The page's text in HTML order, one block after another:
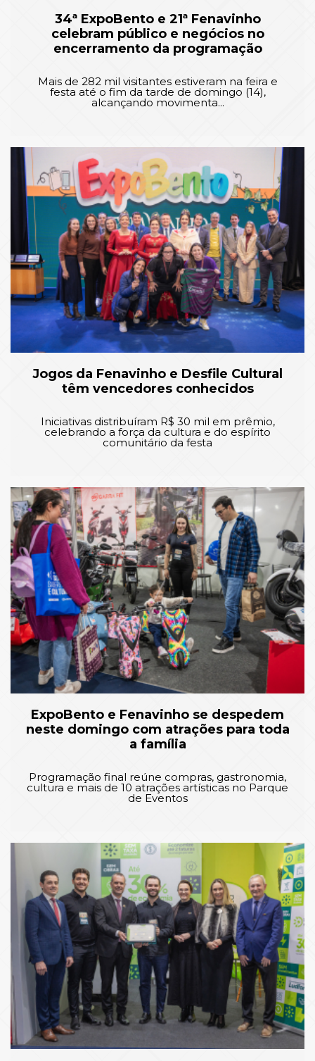
34ª ExpoBento e 21ª Fenavinho
celebram público e negócios no
encerramento da programação
Mais de 282 mil visitantes estiveram na feira e
festa até o fim da tarde de domingo (14),
alcançando movimenta...
Jogos da Fenavinho e Desfile Cultural
têm vencedores conhecidos
Iniciativas distribuíram R$ 30 mil em prêmio,
celebrando a força da cultura e do espírito
comunitário da festa
ExpoBento e Fenavinho se despedem
neste domingo com atrações para toda
a família
Programação final reúne compras, gastronomia,
cultura e mais de 10 atrações artísticas no Parque
de Eventos